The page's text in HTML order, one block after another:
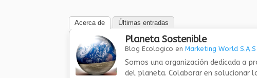
Acerca de Últimas entradas
Planeta Sostenible
Blog Ecologico enMarketing World S.A.S
Somos una organización dedicada a
del planeta. Colaborar en solucionar